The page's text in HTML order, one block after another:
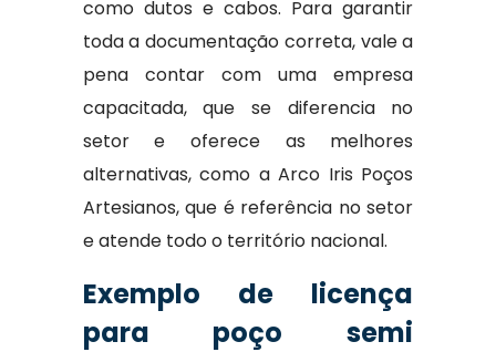
como dutos e cabos. Para garantir
toda a documentação correta, vale a
pena contar com uma empresa
capacitada, que se diferencia no
setor e oferece as melhores
alternativas, como a Arco Iris Poços
Artesianos, que é referência no setor
e atende todo o território nacional.
Exemplo de licença
para poço semi